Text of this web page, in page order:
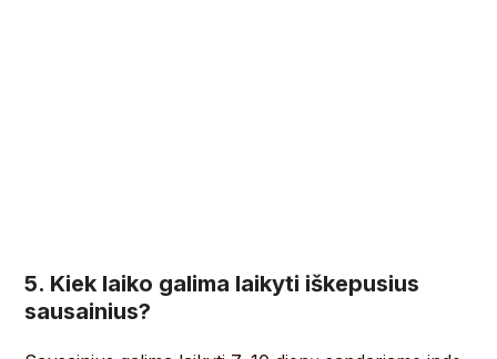
5. Kiek laiko galima laikyti iškepusius
sausainius?